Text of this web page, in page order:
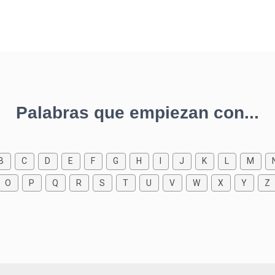
Palabras que empiezan con...
C D E F G H J K L M
O P Q R S T U V W X Y Z